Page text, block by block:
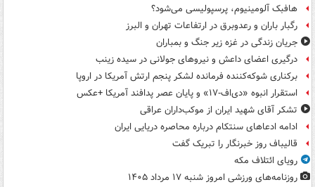
هافبک آلومینیوم، پرسپولیسی می‌شود؟
رگبار باران و رعدوبرق در ارتفاعات تهران و البرز
جریان زندگی در غزه زیر جنگ و بمباران
درگیری اعضای داعش و نیروهای جولانی در سیده زینب
برکناری شوکه‌کننده فرمانده لشکر پنجم ارتش آمریکا در اروپا
استقرار انبوه «دی‌اف‑۱۷» و پایان عصر پدافند آمریکا +عکس
تشکر آقای شهید ایران از موکب‌داران عراقی
ادامه ادعاهای سنتکام درباره محاصره دریایی ایران
قالیباف روز خبرنگار را تبریک گفت
رویای ائتلاف مکه
روزنامه‌های ورزشی امروز ‌شنبه ۱۷ مرداد ۱۴۰۵